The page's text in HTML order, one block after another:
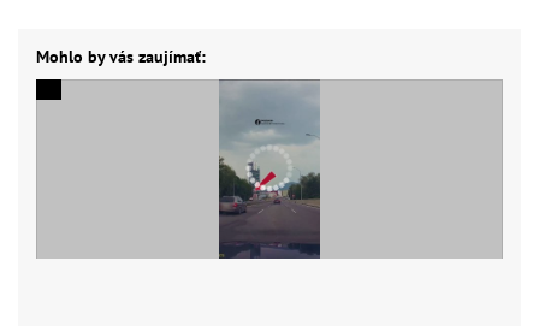
Mohlo by vás zaujímať: